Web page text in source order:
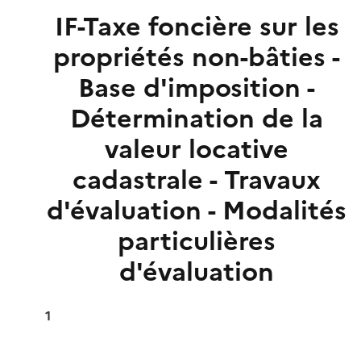
IF-Taxe foncière sur les
propriétés non-bâties -
Base d'imposition -
Détermination de la
valeur locative
cadastrale - Travaux
d'évaluation - Modalités
particulières
d'évaluation
1